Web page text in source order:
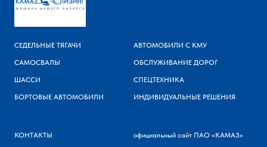
СЕДЕЛЬНЫЕ ТЯГАЧИ
САМОСВАЛЫ
ШАССИ
БОРТОВЫЕ АВТОМОБИЛИ
АВТОМОБИЛИ С КМУ
ОБСЛУЖИВАНИЕ ДОРОГ
СПЕЦТЕХНИКА
ИНДИВИДУАЛЬНЫЕ РЕШЕНИЯ
КОНТАКТЫ официальный сайт ПАО «КАМАЗ»